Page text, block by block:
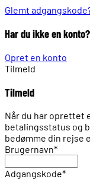
Glemt
Har du ikke en konto?
Opret en konto
Tilmeld
Tilmeld
Når du har oprettet
betalingsstatus og
bedømme din rejse
Brugernavn*
Adgangskode*